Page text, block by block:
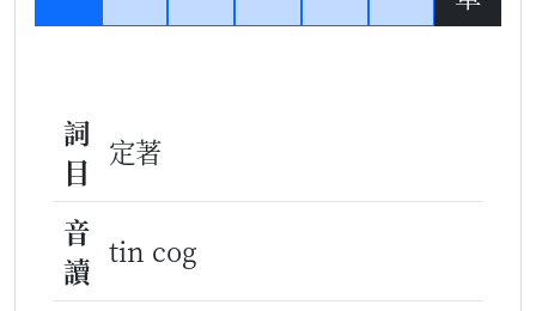
詞
目
定著
音
讀
tin cog